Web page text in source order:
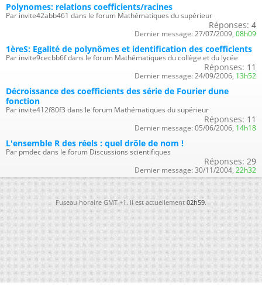
Polynomes: relations coefficients/racines
Par invite42abb461 dans le forum Mathématiques du supérieur
Réponses: 4
Dernier message: 27/07/2009, 08h09
1èreS: Egalité de polynômes et identification des coefficients
Par invite9cecbb6f dans le forum Mathématiques du collège et du lycée
Réponses: 11
Dernier message: 24/09/2006, 13h52
Décroissance des coefficients des série de Fourier dune
fonction
Par invite412f80f3 dans le forum Mathématiques du supérieur
Réponses: 11
Dernier message: 05/06/2006, 14h18
L'ensemble R des réels : quel drôle de nom !
Par pmdec dans le forum Discussions scientifiques
Réponses: 29
Dernier message: 30/11/2004, 22h32
Fuseau horaire GMT +1. Il est actuellement02h59.